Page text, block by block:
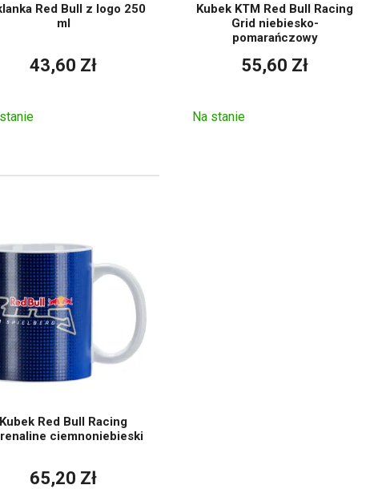
Red Bull z logo 250
ml
43,60 Zł
Kubek KTM Red Bull Racing
Grid niebiesko-
pomarańczowy
55,60 Zł
Na stanie
Kubek Red Bull Racing
ciemnoniebieski
65,20 Zł